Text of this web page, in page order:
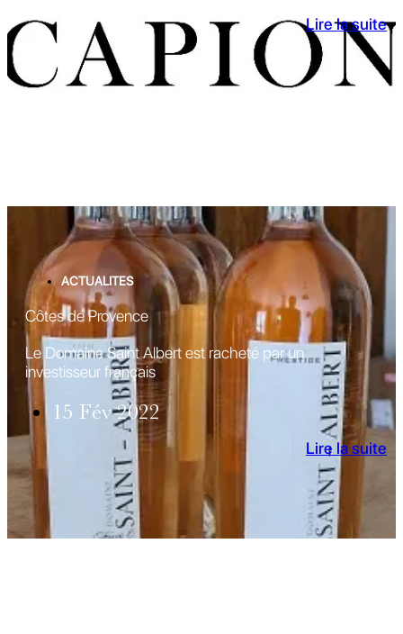
Lire la suite
ACTUALITES
Côtes de Provence
Le Domaine Saint Albert est racheté par un
investisseur français
15 Fév 2022
Lire la suite